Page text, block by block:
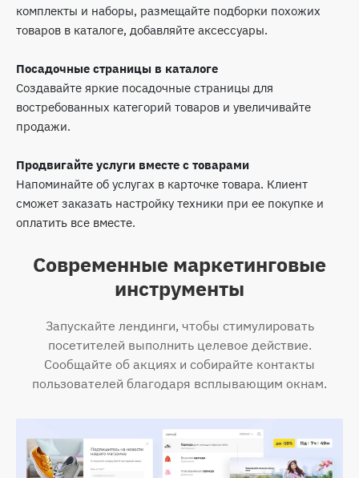
комплекты и наборы, размещайте подборки похожих
товаров в каталоге, добавляйте аксессуары.
Посадочные страницы в каталоге
Создавайте яркие посадочные страницы для
востребованных категорий товаров и увеличивайте
продажи.
Продвигайте услуги вместе с товарами
Напоминайте об услугах в карточке товара. Клиент
сможет заказать настройку техники при ее покупке и
оплатить все вместе.
Современные маркетинговые
инструменты
Запускайте лендинги, чтобы стимулировать
посетителей выполнить целевое действие.
Сообщайте об акциях и собирайте контакты
пользователей благодаря всплывающим окнам.